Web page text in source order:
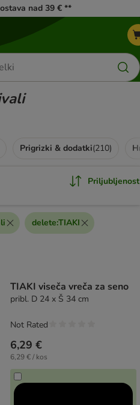
nad 39 € **
Prigrizki & dodatki(210)
Priljubljenost
delete:TIAKI
TIAKI viseča vreča za seno
pribl. D 24 x Š 34 cm
6,29 €
6,29 € / kos
Not Rated